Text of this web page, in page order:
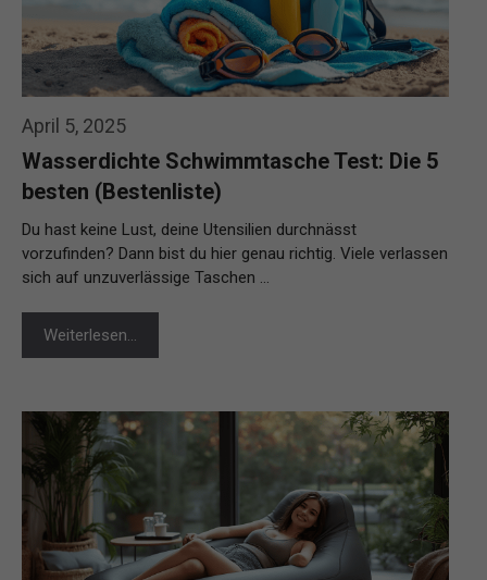
April 5, 2025
Wasserdichte Schwimmtasche Test: Die 5
besten (Bestenliste)
Du hast keine Lust, deine Utensilien durchnässt
vorzufinden? Dann bist du hier genau richtig. Viele verlassen
sich auf unzuverlässige Taschen …
Weiterlesen…